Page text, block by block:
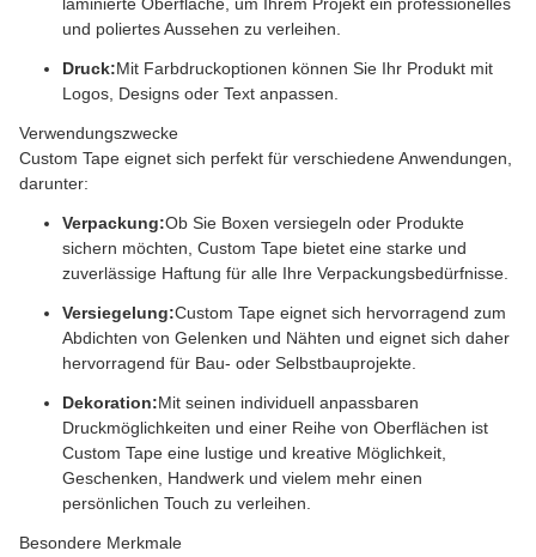
und poliertes Aussehen zu verleihen.
Druck:Mit Farbdruckoptionen können Sie Ihr Produkt mit
Logos, Designs oder Text anpassen.
Verwendungszwecke
Custom Tape eignet sich perfekt für verschiedene Anwendungen,
darunter:
Verpackung:Ob Sie Boxen versiegeln oder Produkte
sichern möchten, Custom Tape bietet eine starke und
zuverlässige Haftung für alle Ihre Verpackungsbedürfnisse.
Versiegelung:Custom Tape eignet sich hervorragend zum
Abdichten von Gelenken und Nähten und eignet sich daher
hervorragend für Bau- oder Selbstbauprojekte.
Dekoration:Mit seinen individuell anpassbaren
Druckmöglichkeiten und einer Reihe von Oberflächen ist
Custom Tape eine lustige und kreative Möglichkeit,
Geschenken, Handwerk und vielem mehr einen
persönlichen Touch zu verleihen.
Besondere Merkmale